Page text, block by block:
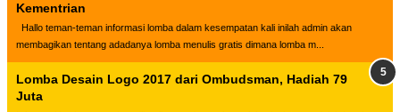
Kementrian
Hallo teman-teman informasi lomba dalam kesempatan kali inilah admin akan
membagikan tentang adadanya lomba menulis gratis dimana lomba m...
Lomba Desain Logo 2017 dari Ombudsman, Hadiah 79
Juta